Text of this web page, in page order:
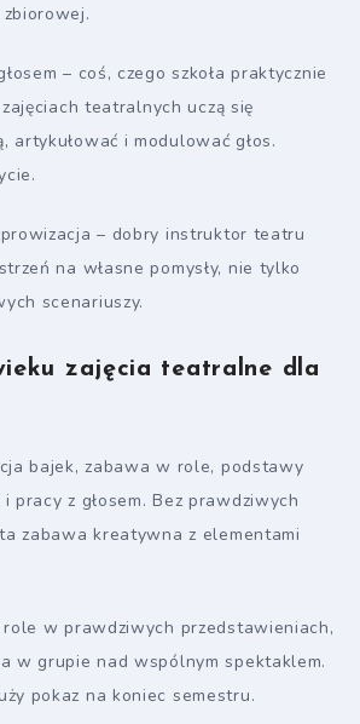
– coś, czego szkoła praktycznie
teatralnych uczą się
artykułować i modulować głos.
– dobry instruktor teatru
na własne pomysły, nie tylko
scenariuszy.
zajęcia teatralne dla
bajek, zabawa w role, podstawy
pracy z głosem. Bez prawdziwych
zabawa kreatywna z elementami
w prawdziwych przedstawieniach,
w grupie nad wspólnym spektaklem.
pokaz na koniec semestru.